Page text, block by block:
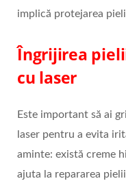
implică protejarea
Îngrijirea
cu laser
Este important să ai
laser pentru a evita
aminte: există creme
ajuta la repararea